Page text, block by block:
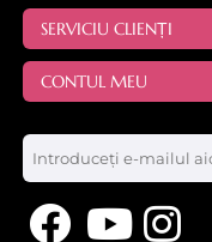
SERVICIU CLIENȚI
CONTUL MEU